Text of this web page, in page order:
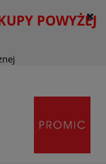
POWYŻEJ